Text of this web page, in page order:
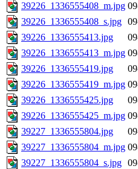
39226_1336555408_m.jpg
39226_1336555408_s.jpg
39226_1336555413.jpg
39226_1336555413_m.jpg
39226_1336555419.jpg
39226_1336555419_m.jpg
39226_1336555425.jpg
39226_1336555425_m.jpg
39227_1336555804.jpg
39227_1336555804_m.jpg
39227_1336555804_s.jpg